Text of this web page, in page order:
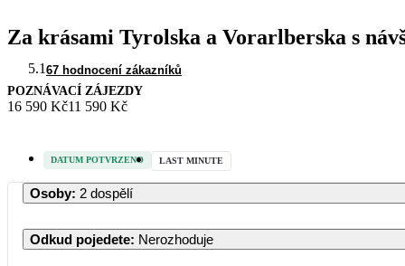
Za krásami Tyrolska a Vorarlberska s
5.1 67 hodnocení zákazníků
POZNÁVACÍ ZÁJEZDY
16 590 Kč11 590 Kč
DATUM POTVRZENO LAST MINUTE
Osoby: 2 dospělí
Odkud pojedete: Nerozhoduje